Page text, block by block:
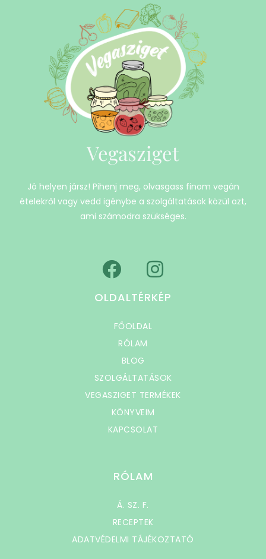
Vegasziget
Jó helyen jársz! Pihenj meg, olvasgass finom vegán
ételekről vagy vedd igénybe a szolgáltatások közül azt,
ami számodra szükséges.
OLDALTÉRKÉP
FŐOLDAL
RÓLAM
BLOG
SZOLGÁLTATÁSOK
VEGASZIGET TERMÉKEK
KÖNYVEIM
KAPCSOLAT
RÓLAM
Á. SZ. F.
RECEPTEK
ADATVÉDELMI TÁJÉKOZTATÓ